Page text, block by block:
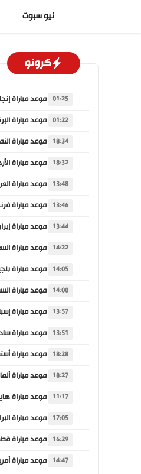
المحتوى
نيو سبوت
كرونو
01:25
01:22
18:34
18:32
13:48
13:46
13:44
14:22
14:05
14:00
13:57
13:51
18:28
18:27
11:17
17:05
16:29
14:47